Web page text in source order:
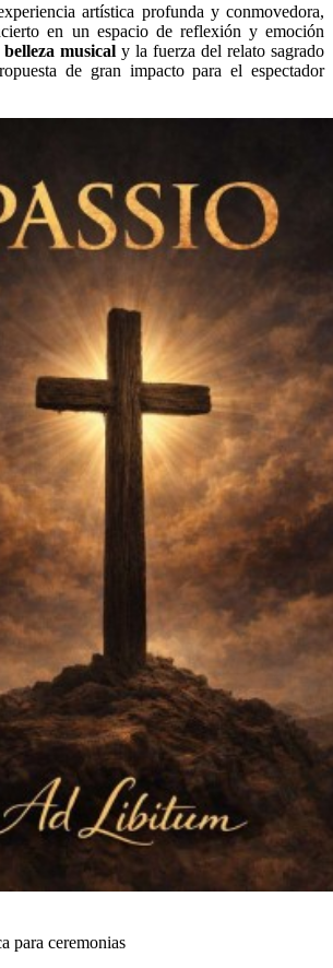
artística profunda y conmovedora,
en un espacio de reflexión y emoción
belleza musical y la fuerza del relato sagrado
de gran impacto para el espectador